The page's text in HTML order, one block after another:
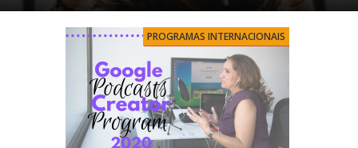
PROGRAMAS INTERNACIONAIS